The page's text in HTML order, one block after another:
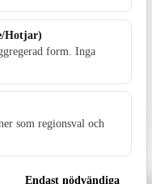
kommuner: Gnosjö,
kommun.
Hotjar)
form. Inga
som regionsval och
Endast nödvändiga